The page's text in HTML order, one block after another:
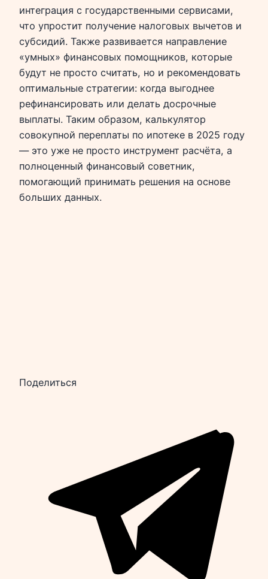
интеграция с государственными сервисами,
что упростит получение налоговых вычетов и
субсидий. Также развивается направление
«умных» финансовых помощников, которые
будут не просто считать, но и рекомендовать
оптимальные стратегии: когда выгоднее
рефинансировать или делать досрочные
выплаты. Таким образом, калькулятор
совокупной переплаты по ипотеке в 2025 году
— это уже не просто инструмент расчёта, а
полноценный финансовый советник,
помогающий принимать решения на основе
больших данных.
Поделиться